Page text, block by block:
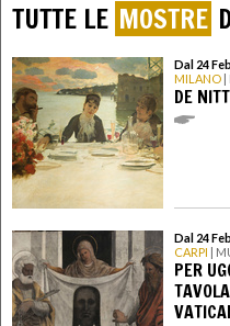
TUTTE LE MOSTRE
Dal 24
MILANO |
DE
Dal 24
CARPI |
PER